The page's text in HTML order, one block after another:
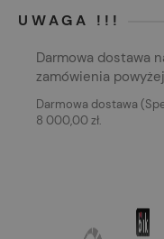
UWAGA !!!
Darmowa dostawa
zamówienia
Darmowa dostawa
8 000,00 zł.